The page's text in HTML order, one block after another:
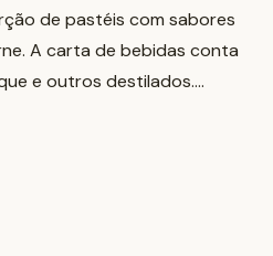
de pastéis com sabores
A carta de bebidas conta
e outros destilados.
ao vivo diariamente,